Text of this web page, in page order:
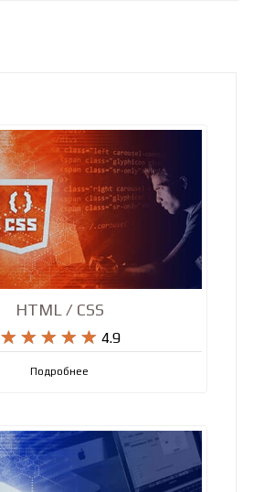
HTML / CSS
    
     4.9
Подробнее